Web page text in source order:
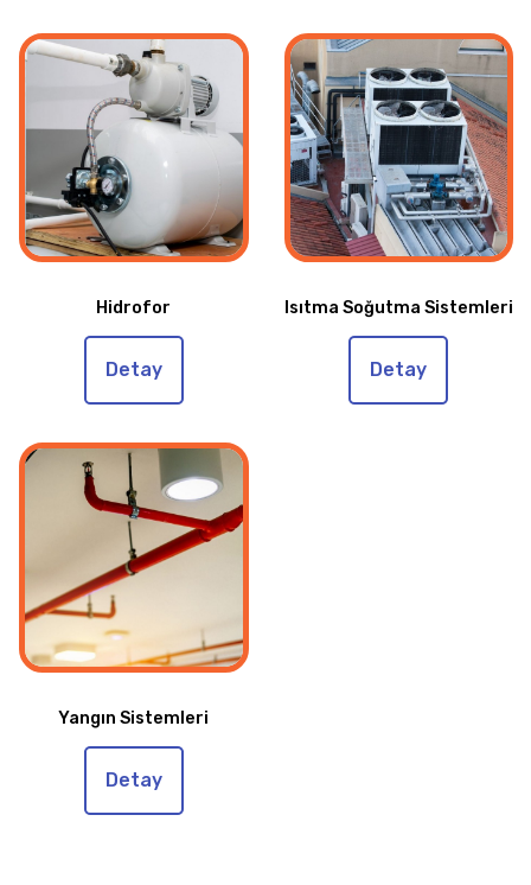
Hidrofor
Detay
Isıtma Soğutma Sistemleri
Detay
Yangın Sistemleri
Detay